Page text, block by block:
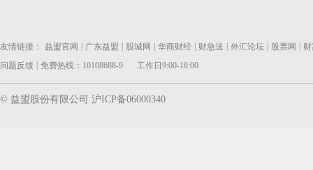
友情链接： 益盟官网 广东益盟 股城网 华商财经 财急送 外汇论坛 股票网
问题反馈
免费热线：10108688-9 工作日9:00-18:00
© 益盟股份有限公司 沪ICP备06000340